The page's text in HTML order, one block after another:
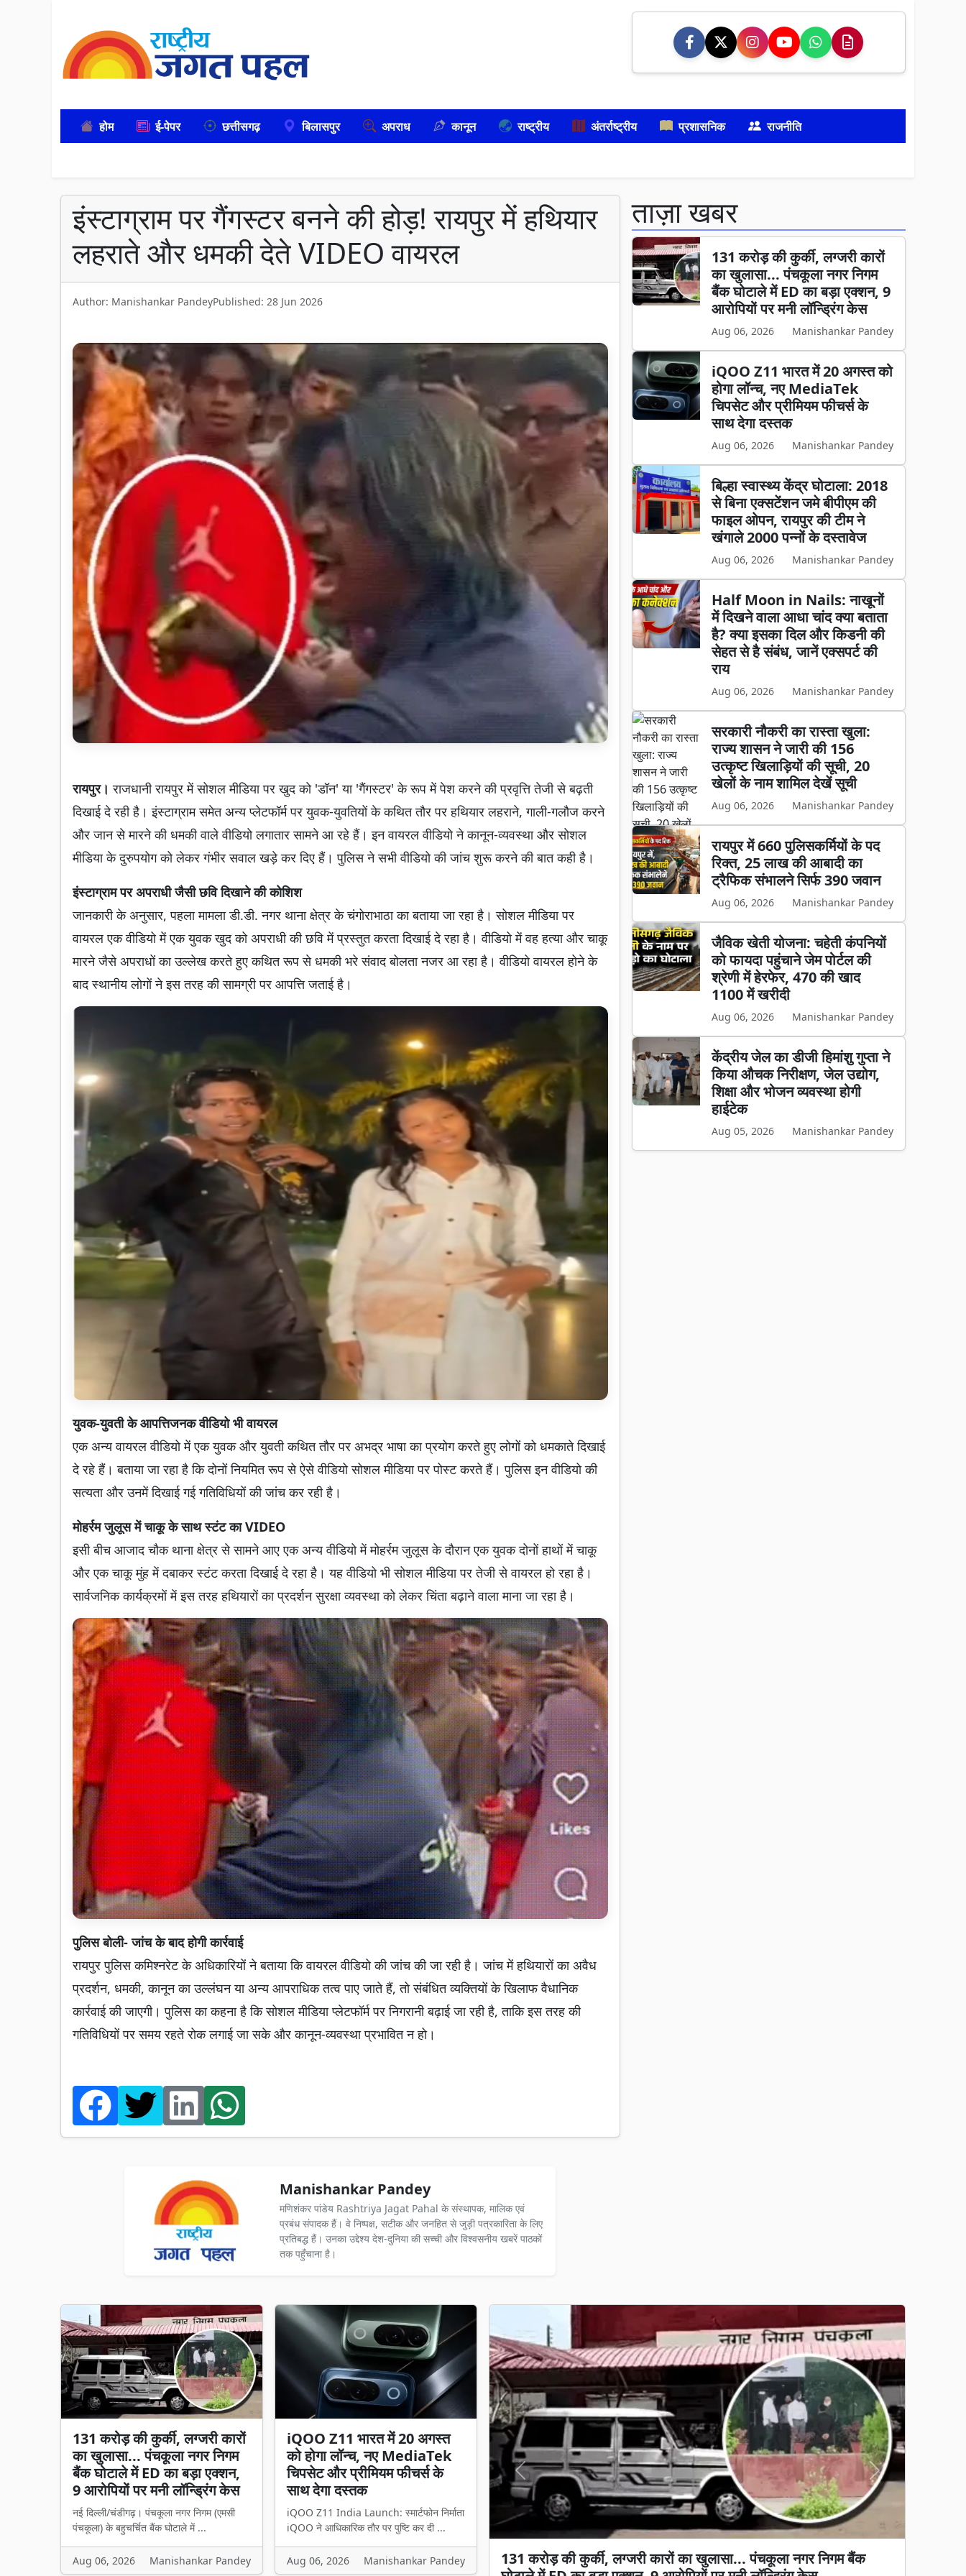
होम ई-पेपर छत्तीसगढ़ बिलासपुर अपराध कानून राष्ट्रीय अंतर्राष्ट्रीय प्रशासनिक राजनीति
इंस्टाग्राम पर गैंगस्टर बनने की होड़! रायपुर में हथियार
लहराते और धमकी देते VIDEO वायरल
Author: Manishankar PandeyPublished: 28 Jun 2026
रायपुर। राजधानी रायपुर में सोशल मीडिया पर खुद को 'डॉन' या 'गैंगस्टर' के रूप में पेश करने की प्रवृत्ति तेजी से बढ़ती
दिखाई दे रही है। इंस्टाग्राम समेत अन्य प्लेटफॉर्म पर युवक-युवतियों के कथित तौर पर हथियार लहराने, गाली-गलौज करने
और जान से मारने की धमकी वाले वीडियो लगातार सामने आ रहे हैं। इन वायरल वीडियो ने कानून-व्यवस्था और सोशल
मीडिया के दुरुपयोग को लेकर गंभीर सवाल खड़े कर दिए हैं। पुलिस ने सभी वीडियो की जांच शुरू करने की बात कही है।
इंस्टाग्राम पर अपराधी जैसी छवि दिखाने की कोशिश
जानकारी के अनुसार, पहला मामला डी.डी. नगर थाना क्षेत्र के चंगोराभाठा का बताया जा रहा है। सोशल मीडिया पर
वायरल एक वीडियो में एक युवक खुद को अपराधी की छवि में प्रस्तुत करता दिखाई दे रहा है। वीडियो में वह हत्या और चाकू
मारने जैसे अपराधों का उल्लेख करते हुए कथित रूप से धमकी भरे संवाद बोलता नजर आ रहा है। वीडियो वायरल होने के
बाद स्थानीय लोगों ने इस तरह की सामग्री पर आपत्ति जताई है।
युवक-युवती के आपत्तिजनक वीडियो भी वायरल
एक अन्य वायरल वीडियो में एक युवक और युवती कथित तौर पर अभद्र भाषा का प्रयोग करते हुए लोगों को धमकाते दिखाई
दे रहे हैं। बताया जा रहा है कि दोनों नियमित रूप से ऐसे वीडियो सोशल मीडिया पर पोस्ट करते हैं। पुलिस इन वीडियो की
सत्यता और उनमें दिखाई गई गतिविधियों की जांच कर रही है।
मोहर्रम जुलूस में चाकू के साथ स्टंट का VIDEO
इसी बीच आजाद चौक थाना क्षेत्र से सामने आए एक अन्य वीडियो में मोहर्रम जुलूस के दौरान एक युवक दोनों हाथों में चाकू
और एक चाकू मुंह में दबाकर स्टंट करता दिखाई दे रहा है। यह वीडियो भी सोशल मीडिया पर तेजी से वायरल हो रहा है।
सार्वजनिक कार्यक्रमों में इस तरह हथियारों का प्रदर्शन सुरक्षा व्यवस्था को लेकर चिंता बढ़ाने वाला माना जा रहा है।
पुलिस बोली- जांच के बाद होगी कार्रवाई
रायपुर पुलिस कमिश्नरेट के अधिकारियों ने बताया कि वायरल वीडियो की जांच की जा रही है। जांच में हथियारों का अवैध
प्रदर्शन, धमकी, कानून का उल्लंघन या अन्य आपराधिक तत्व पाए जाते हैं, तो संबंधित व्यक्तियों के खिलाफ वैधानिक
कार्रवाई की जाएगी। पुलिस का कहना है कि सोशल मीडिया प्लेटफॉर्म पर निगरानी बढ़ाई जा रही है, ताकि इस तरह की
गतिविधियों पर समय रहते रोक लगाई जा सके और कानून-व्यवस्था प्रभावित न हो।
Manishankar Pandey
मणिशंकर पांडेय Rashtriya Jagat Pahal के संस्थापक, मालिक एवं
प्रबंध संपादक हैं। वे निष्पक्ष, सटीक और जनहित से जुड़ी पत्रकारिता के लिए
प्रतिबद्ध हैं। उनका उद्देश्य देश-दुनिया की सच्ची और विश्वसनीय खबरें पाठकों
तक पहुँचाना है।
ताज़ा खबर
131 करोड़ की कुर्की, लग्जरी कारों
का खुलासा... पंचकूला नगर निगम
बैंक घोटाले में ED का बड़ा एक्शन, 9
आरोपियों पर मनी लॉन्ड्रिंग केस
Aug 06, 2026 Manishankar Pandey
iQOO Z11 भारत में 20 अगस्त को
होगा लॉन्च, नए MediaTek
चिपसेट और प्रीमियम फीचर्स के
साथ देगा दस्तक
Aug 06, 2026 Manishankar Pandey
बिल्हा स्वास्थ्य केंद्र घोटाला: 2018
से बिना एक्सटेंशन जमे बीपीएम की
फाइल ओपन, रायपुर की टीम ने
खंगाले 2000 पन्नों के दस्तावेज
Aug 06, 2026 Manishankar Pandey
Half Moon in Nails: नाखूनों
में दिखने वाला आधा चांद क्या बताता
है? क्या इसका दिल और किडनी की
सेहत से है संबंध, जानें एक्सपर्ट की
राय
Aug 06, 2026 Manishankar Pandey
सरकारी नौकरी का रास्ता खुला:
राज्य शासन ने जारी की 156
उत्कृष्ट खिलाड़ियों की सूची, 20
खेलों के नाम शामिल देखें सूची
Aug 06, 2026 Manishankar Pandey
रायपुर में 660 पुलिसकर्मियों के पद
रिक्त, 25 लाख की आबादी का
ट्रैफिक संभालने सिर्फ 390 जवान
Aug 06, 2026 Manishankar Pandey
जैविक खेती योजना: चहेती कंपनियों
को फायदा पहुंचाने जेम पोर्टल की
श्रेणी में हेरफेर, 470 की खाद
1100 में खरीदी
Aug 06, 2026 Manishankar Pandey
केंद्रीय जेल का डीजी हिमांशु गुप्ता ने
किया औचक निरीक्षण, जेल उद्योग,
शिक्षा और भोजन व्यवस्था होगी
हाईटेक
Aug 05, 2026 Manishankar Pandey
131 करोड़ की कुर्की, लग्जरी कारों
का खुलासा... पंचकूला नगर निगम
बैंक घोटाले में ED का बड़ा एक्शन,
9 आरोपियों पर मनी लॉन्ड्रिंग केस
नई दिल्ली/चंडीगढ़। पंचकूला नगर निगम (एमसी
पंचकूला) के बहुचर्चित बैंक घोटाले में ...
Aug 06, 2026 Manishankar Pandey
iQOO Z11 भारत में 20 अगस्त
को होगा लॉन्च, नए MediaTek
चिपसेट और प्रीमियम फीचर्स के
साथ देगा दस्तक
iQOO Z11 India Launch: स्मार्टफोन निर्माता
iQOO ने आधिकारिक तौर पर पुष्टि कर दी ...
Aug 06, 2026 Manishankar Pandey
iQOO Z11 भारत में 20 अगस्त को होगा लॉन्च, नए MediaTek चिपसेट
Previous Next